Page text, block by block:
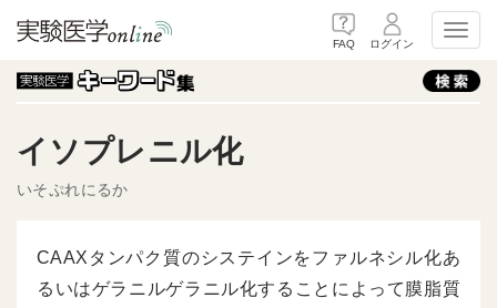
FAQ ログイン
イソプレニル化
いそぷれにるか
CAAXタンパク質のシステインをファルネシル化あ
るいはゲラニルゲラニル化することによって膜脂質